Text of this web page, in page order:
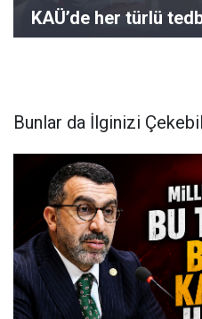
KAÜ’de her türlü
Bunlar da İlginizi